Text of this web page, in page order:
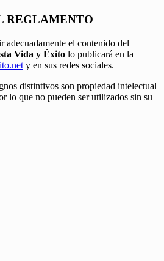
REGLAMENTO
el contenido del
Vida y Éxito lo publicará en la
y en sus redes sociales.
distintivos son propiedad intelectual
lo que no pueden ser utilizados sin su